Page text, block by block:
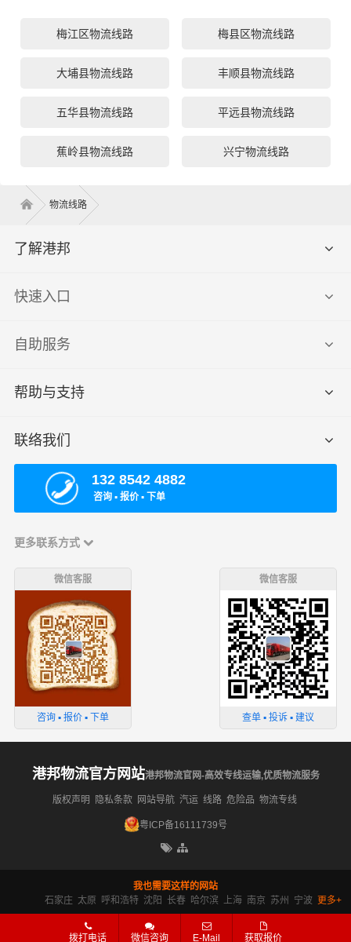
梅江区物流线路 梅县区物流线路
大埔县物流线路 丰顺县物流线路
五华县物流线路 平远县物流线路
蕉岭县物流线路 兴宁物流线路
物流线路
拨打电话 微信咨询 E-Mail 获取报价
了解港邦
快速入口
自助服务
帮助与支持
联络我们
132 8542 4882
咨询 ▪ 报价 ▪ 下单
更多联系方式
微信客服
咨询 ▪ 报价 ▪ 下单
微信客服
查单 ▪ 投诉 ▪ 建议
港邦物流官方网站港邦物流官网-高效专线运输,优质物流服务
版权声明 隐私条款 网站导航 汽运 线路 危险品 物流专线
粤ICP备16111739号
我也需要这样的网站
石家庄 太原 呼和浩特 沈阳 长春 哈尔滨 上海 南京 苏州 宁波 更多+